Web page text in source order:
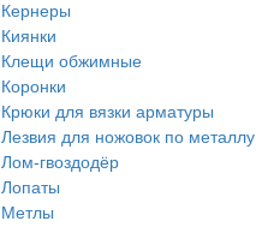
Кернеры
Киянки
Клещи обжимные
Коронки
Крюки для вязки арматуры
Лезвия для ножовок по металлу
Лом-гвоздодёр
Лопаты
Метлы